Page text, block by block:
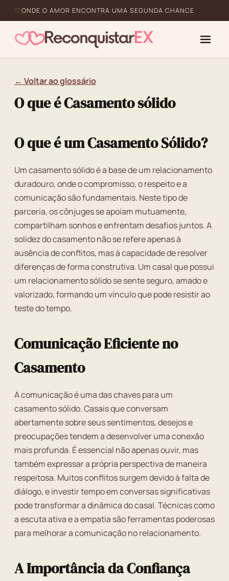
ONDE O AMOR ENCONTRA UMA SEGUNDA CHANCE
← Voltar ao glossário
O que é Casamento sólido
O que é um Casamento Sólido?
Um casamento sólido é a base de um relacionamento
duradouro, onde o compromisso, o respeito e a
comunicação são fundamentais. Neste tipo de
parceria, os cônjuges se apoiam mutuamente,
compartilham sonhos e enfrentam desafios juntos. A
solidez do casamento não se refere apenas à
ausência de conflitos, mas à capacidade de resolver
diferenças de forma construtiva. Um casal que possui
um relacionamento sólido se sente seguro, amado e
valorizado, formando um vínculo que pode resistir ao
teste do tempo.
Comunicação Eficiente no
Casamento
A comunicação é uma das chaves para um
casamento sólido. Casais que conversam
abertamente sobre seus sentimentos, desejos e
preocupações tendem a desenvolver uma conexão
mais profunda. É essencial não apenas ouvir, mas
também expressar a própria perspectiva de maneira
respeitosa. Muitos conflitos surgem devido à falta de
diálogo, e investir tempo em conversas significativas
pode transformar a dinâmica do casal. Técnicas como
a escuta ativa e a empatia são ferramentas poderosas
para melhorar a comunicação no relacionamento.
A Importância da Confiança